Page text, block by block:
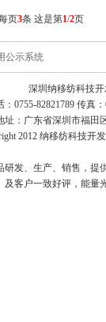
页3条 这是第1/2页
公示系统
深圳纳移纺科技
0755-82821789 传真：
址：广东省深圳市福田
2012 纳移纺科技开
发、生产、销售，
及客户一致好评，能量